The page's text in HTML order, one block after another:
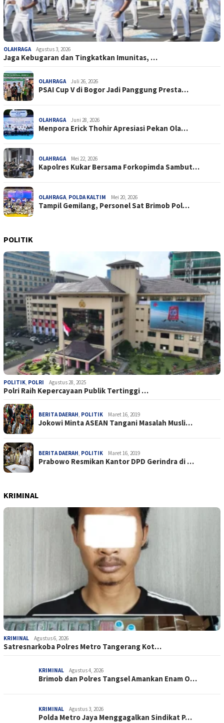
OLAHRAGA Agustus 3, 2026
Jaga Kebugaran dan Tingkatkan Imunitas, …
OLAHRAGA Juli 26, 2026
PSAI Cup V di Bogor Jadi Panggung Presta…
OLAHRAGA Juni 28, 2026
Menpora Erick Thohir Apresiasi Pekan Ola…
OLAHRAGA Mei 22, 2026
Kapolres Kukar Bersama Forkopimda Sambut…
OLAHRAGA, POLDA KALTIM Mei 20, 2026
Tampil Gemilang, Personel Sat Brimob Pol…
POLITIK
POLITIK, POLRI Agustus 28, 2025
Polri Raih Kepercayaan Publik Tertinggi …
BERITA DAERAH, POLITIK Maret 16, 2019
Jokowi Minta ASEAN Tangani Masalah Musli…
BERITA DAERAH, POLITIK Maret 16, 2019
Prabowo Resmikan Kantor DPD Gerindra di …
KRIMINAL
KRIMINAL Agustus 6, 2026
Satresnarkoba Polres Metro Tangerang Kot…
KRIMINAL Agustus 4, 2026
Brimob dan Polres Tangsel Amankan Enam O…
KRIMINAL Agustus 3, 2026
Polda Metro Jaya Menggagalkan Sindikat P…